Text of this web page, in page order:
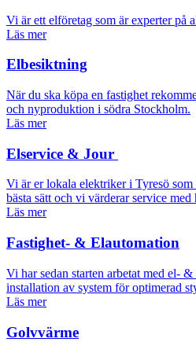
Vi är ett elföretag som är experter på
Läs mer
Elbesiktning
När du ska köpa en fastighet
och nyproduktion i södra Stockholm.
Läs mer
Elservice & Jour
Vi är er lokala elektriker i Tyresö
bästa sätt och vi värderar service med
Läs mer
Fastighet- & Elautomation
Vi har sedan starten arbetat med el-
installation av system för optimerad
Läs mer
Golvvärme